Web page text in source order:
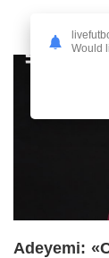
Adeyemi:
Would